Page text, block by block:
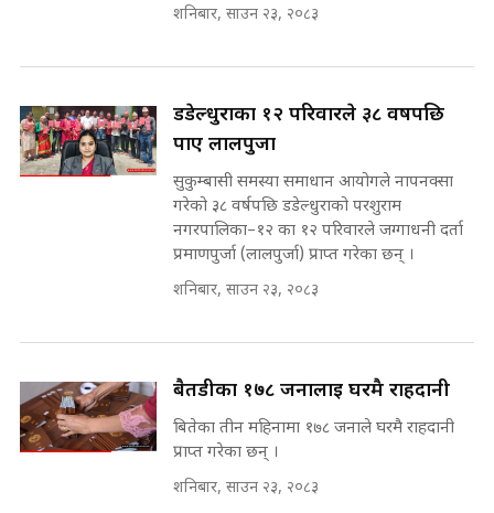
Waterfall of Rasuwa ||
SIDHAKURA ||
कहिले बन्ला चक्रपथ ? विस्तार कार्यमा
किन भइरहेछ ढिलाइ ?The Ring Road
SIDHAKURA |
गुरुङ, भक्कानिए सांसदहरू ||
घुसको डिल || Raj Kumar Gupta ||
घुसको डिल गर्ने मन्त्रीकाे राजिनामा,
भूमिसुधार मन्त्रीलाई जोगाइदै ! ||
SIDHAKURA ||
प्रधानमन्त्री ? || SIDHAKURA ||
||
मन्त्री र पूर्व मन्त्रीको ७८ लाख घुस डिलको
अडियो | FULL AUDIO |
SIDHAKURA |
शनिबार, साउन २३, २०८३
डडेल्धुराका १२ परिवारले ३८ वर्षपछि
पाए लालपुर्जा
सुकुम्बासी समस्या समाधान आयोगले नापनक्सा
गरेको ३८ वर्षपछि डडेल्धुराको परशुराम
नगरपालिका–१२ का १२ परिवारले जग्गाधनी दर्ता
प्रमाणपुर्जा (लालपुर्जा) प्राप्त गरेका छन् ।
शनिबार, साउन २३, २०८३
बैतडीका १७८ जनालाई घरमै राहदानी
बितेका तीन महिनामा १७८ जनाले घरमै राहदानी
प्राप्त गरेका छन् ।
शनिबार, साउन २३, २०८३